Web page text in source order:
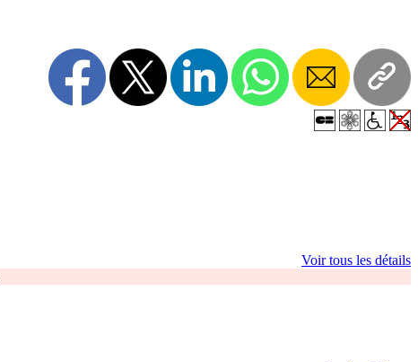
Voir tous les détails